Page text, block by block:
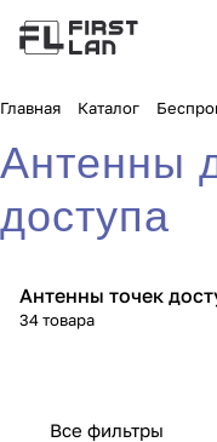
Главная Каталог
Антенны
доступа
Антенны точек
34 товара
Все фильтры